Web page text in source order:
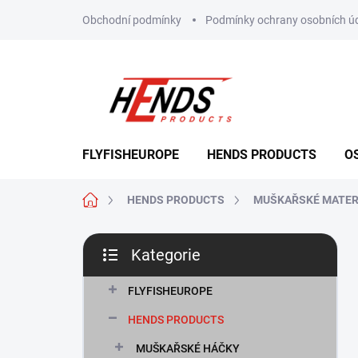
Obchodní podmínky Podmínky ochrany osobních
FLYFISHEUROPE HENDS PRODUCTS
Domů HENDS PRODUCTS MUŠKAŘSKÉ
P
s
kategorie
Kategorie
FLYFISHEUROPE
HENDS PRODUCTS
MUŠKAŘSKÉ HÁČKY